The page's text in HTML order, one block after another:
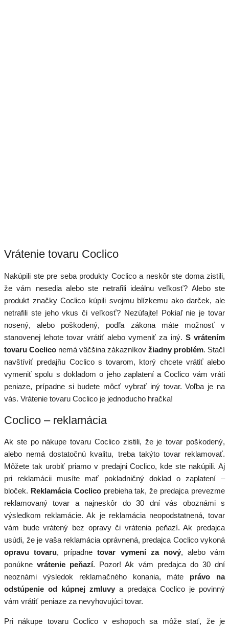
Vrátenie tovaru Coclico
Nakúpili ste pre seba produkty Coclico a neskôr ste doma zistili,
že vám nesedia alebo ste netrafili ideálnu veľkosť? Alebo ste
produkt značky Coclico kúpili svojmu blízkemu ako darček, ale
netrafili ste jeho vkus či veľkosť? Nezúfajte! Pokiaľ nie je tovar
nosený, alebo poškodený, podľa zákona máte možnosť v
stanovenej lehote tovar vrátiť alebo vymeniť za iný. S vrátením
tovaru Coclico nemá väčšina zákazníkov žiadny problém. Stačí
navštíviť predajňu Coclico s tovarom, ktorý chcete vrátiť alebo
vymeniť spolu s dokladom o jeho zaplatení a Coclico vám vráti
peniaze, prípadne si budete môcť vybrať iný tovar. Voľba je na
vás. Vrátenie tovaru Coclico je jednoducho hračka!
Coclico – reklamácia
Ak ste po nákupe tovaru Coclico zistili, že je tovar poškodený,
alebo nemá dostatočnú kvalitu, treba takýto tovar reklamovať.
Môžete tak urobiť priamo v predajni Coclico, kde ste nakúpili. Aj
pri reklamácii musíte mať pokladničný doklad o zaplatení –
bloček. Reklamácia Coclico prebieha tak, že predajca prevezme
reklamovaný tovar a najneskôr do 30 dní vás oboznámi s
výsledkom reklamácie. Ak je reklamácia neopodstatnená, tovar
vám bude vrátený bez opravy či vrátenia peňazí. Ak predajca
usúdi, že je vaša reklamácia oprávnená, predajca Coclico vykoná
opravu tovaru, prípadnetovar vymení za nový, alebo vám
ponúknevrátenie peňazí. Pozor! Ak vám predajca do 30 dní
neoznámi výsledok reklamačného konania, máte právo na
odstúpenie od kúpnej zmluvy a predajca Coclico je povinný
vám vrátiť peniaze za nevyhovujúci tovar.
Pri nákupe tovaru Coclico v eshopoch sa môže stať, že je